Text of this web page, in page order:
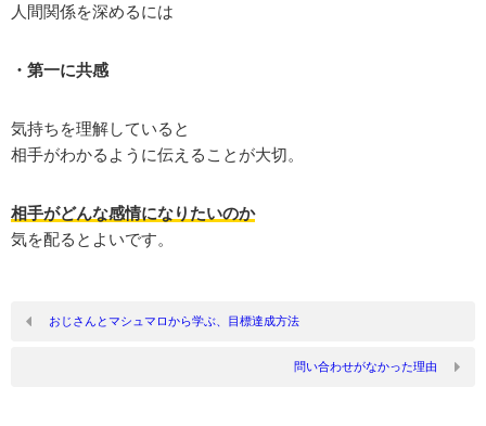
人間関係を深めるには
・第一に共感
気持ちを理解していると
相手がわかるように伝えることが大切。
相手がどんな感情になりたいのか
気を配るとよいです。
おじさんとマシュマロから学ぶ、目標達成方法
問い合わせがなかった理由